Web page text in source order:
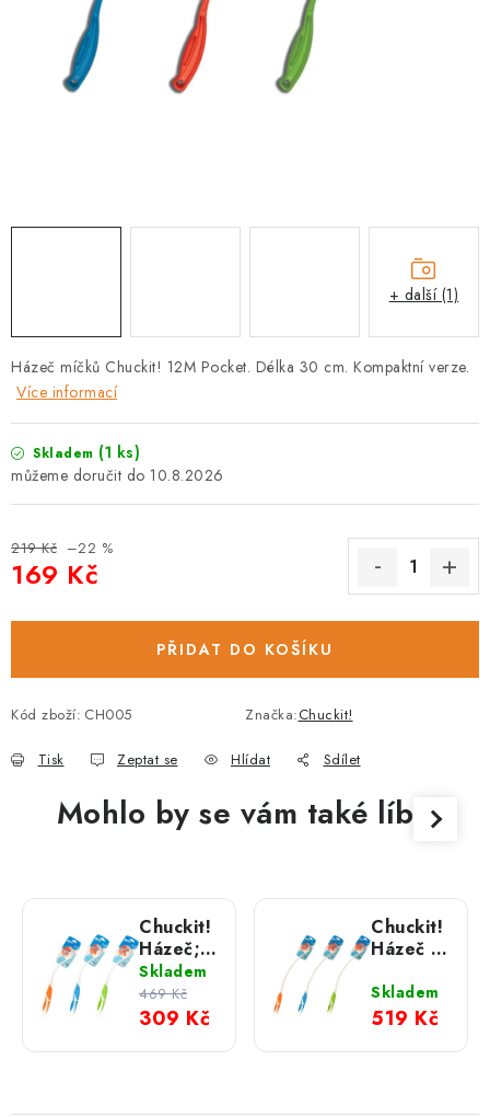
O nás Kontakty
Doprava a platba
Zásady použivání souboru cookies
Hodnocení obchodu
FAQ
Házeč míčků Chuckit! 12M Pocket. Délka 30 cm. Kompaktní verze.
Více informací
Skladem (1 ks)
10.8.2026
219 Kč –22 %
169 Kč
PŘIDAT DO KOŠÍKU
Kód zboží: CH005 Značka:Chuckit!
Tisk Zeptat se Hlídat Sdílet
+ další (1)
Mohlo by se vám také líbit
Chuckit!
Házeč;
PRO
18M
Skladem
309 Kč
469 Kč
Chuckit!
Házeč -;
25M
Skladem
519 Kč